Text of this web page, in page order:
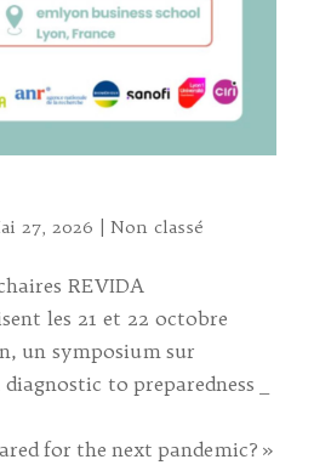
27, 2026 Non classé
REVIDA
les 21 et 22 octobre
un symposium sur
to preparedness _
for the next pandemic? »